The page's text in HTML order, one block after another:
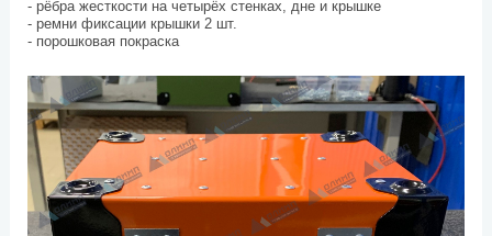
- рёбра жесткости на четырёх стенках, дне и крышке
- ремни фиксации крышки 2 шт.
- порошковая покраска